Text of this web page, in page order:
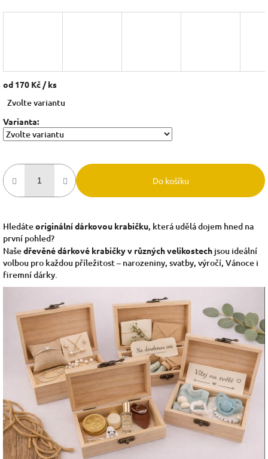
od 170 Kč / ks
cena:
Zvolte variantu
Varianta:
Do košíku
Hledáteoriginální dárkovou krabičku, která udělá dojem hned na
první pohled?
Našedřevěné dárkové krabičky v různých velikostech jsou ideální
volbou pro každou příležitost – narozeniny, svatby, výročí, Vánoce i
firemní dárky.